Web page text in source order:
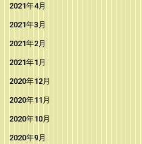
2021年4月
2021年3月
2021年2月
2021年1月
2020年12月
2020年11月
2020年10月
2020年9月